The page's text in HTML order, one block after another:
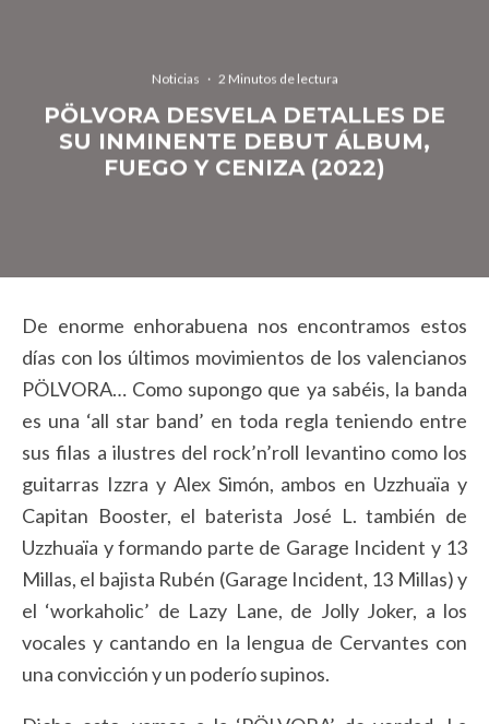
Noticias · 2 Minutos de lectura
PÖLVORA DESVELA DETALLES DE
SU INMINENTE DEBUT ÁLBUM,
FUEGO Y CENIZA (2022)
De enorme enhorabuena nos encontramos estos
días con los últimos movimientos de los valencianos
PÖLVORA… Como supongo que ya sabéis, la banda
es una ‘all star band’ en toda regla teniendo entre
sus filas a ilustres del rock’n’roll levantino como los
guitarras Izzra y Alex Simón, ambos en Uzzhuaïa y
Capitan Booster, el baterista José L. también de
Uzzhuaïa y formando parte de Garage Incident y 13
Millas, el bajista Rubén (Garage Incident, 13 Millas) y
el ‘workaholic’ de Lazy Lane, de Jolly Joker, a los
vocales y cantando en la lengua de Cervantes con
una convicción y un poderío supinos.